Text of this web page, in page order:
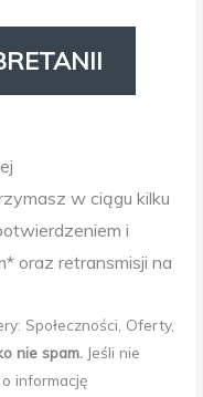
w ciągu kilku
i
oraz retransmisji na
Społeczności, Oferty,
nie spam. Jeśli nie
informację